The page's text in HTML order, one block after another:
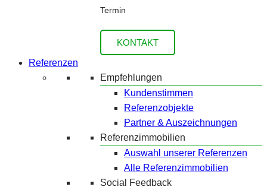
Termin
KONTAKT
Referenzen
Empfehlungen
Kundenstimmen
Referenzobjekte
Partner & Auszeichnungen
Referenzimmobilien
Auswahl unserer Referenzen
Alle Referenzimmobilien
Social Feedback